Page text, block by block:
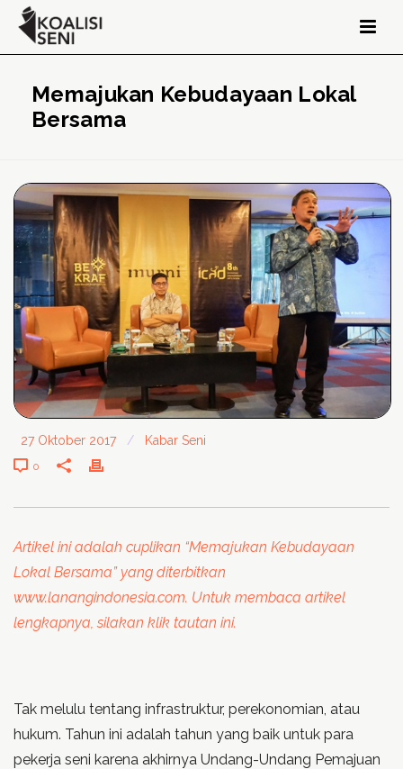
Memajukan Kebudayaan Lokal
Bersama
27 Oktober 2017 / Kabar Seni
0
Artikel ini adalah cuplikan “Memajukan Kebudayaan
Lokal Bersama” yang diterbitkan
www.lanangindonesia.com. Untuk membaca artikel
lengkapnya, silakan klik tautan ini.
Tak melulu tentang infrastruktur, perekonomian, atau
hukum. Tahun ini adalah tahun yang baik untuk para
pekerja seni karena akhirnya Undang-Undang Pemajuan